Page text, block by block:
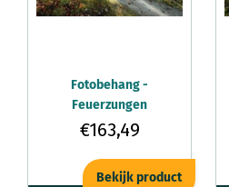
Fotobehang -
Feuerzungen
450x280cm -
€163,49
Bekijk product